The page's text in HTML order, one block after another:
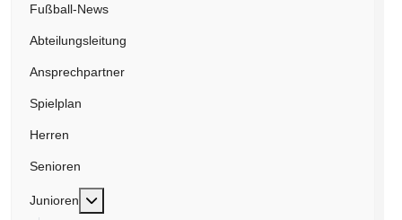
Fußball-News
Abteilungsleitung
Ansprechpartner
Spielplan
Herren
Senioren
Junioren Weitere Informationen: Junioren